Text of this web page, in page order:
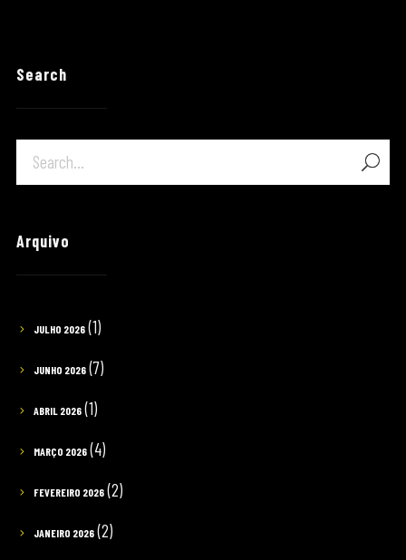
Search
Arquivo
JULHO 2026(1)
JUNHO 2026(7)
ABRIL 2026(1)
MARÇO 2026(4)
FEVEREIRO 2026(2)
JANEIRO 2026(2)